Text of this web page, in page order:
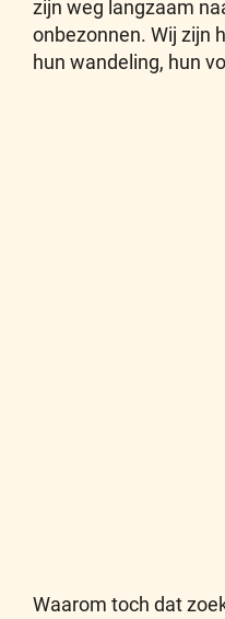
zijn weg langzaam
onbezonnen. Wij zijn
hun wandeling, hun
Waarom toch dat